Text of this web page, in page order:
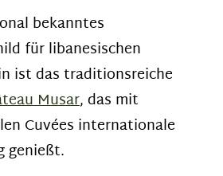
bekanntes
für libanesischen
ist das traditionsreiche
Musar, das mit
Cuvées internationale
genießt.